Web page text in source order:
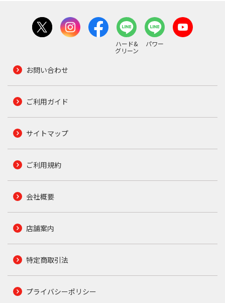
ハード&
グリーン
パワー
お問い合わせ
ご利用ガイド
サイトマップ
ご利用規約
会社概要
店舗案内
特定商取引法
プライバシーポリシー